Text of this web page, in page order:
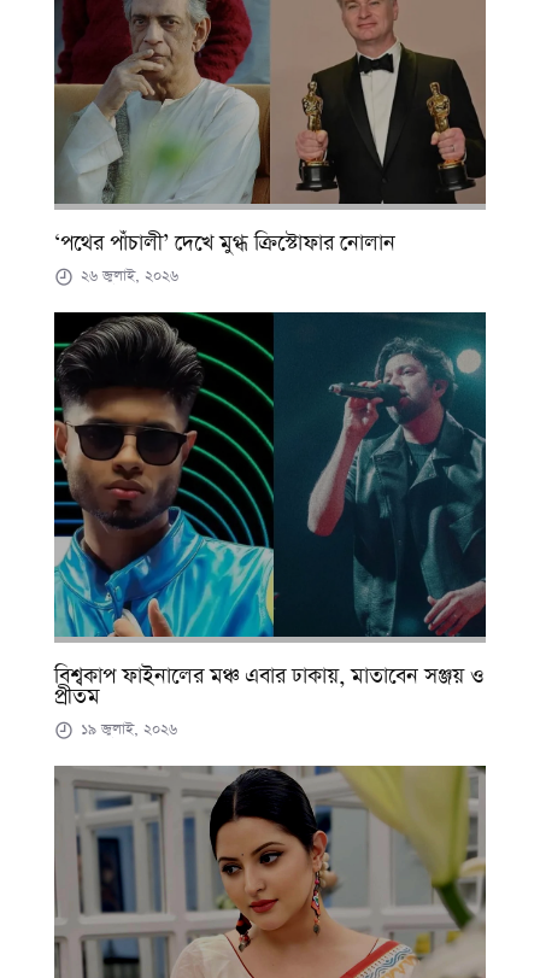
‘পথের পাঁচালী’ দেখে মুগ্ধ ক্রিস্টোফার নোলান
২৬ জুলাই, ২০২৬
বিশ্বকাপ ফাইনালের মঞ্চ এবার ঢাকায়, মাতাবেন সঞ্জয় ও
প্রীতম
১৯ জুলাই, ২০২৬